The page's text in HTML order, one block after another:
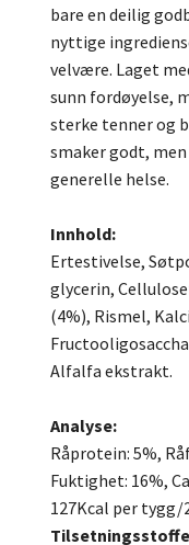
bare en deilig
nyttige
velvære. Laget
sunn fordøyelse,
sterke tenner og
smaker godt,
generelle helse.
Innhold:
Ertestivelse,
glycerin,
(4%), Rismel,
Alfalfa ekstrakt.
Analyse:
Råprotein: 5%,
Fuktighet: 16%,
127Kcal per tygg/